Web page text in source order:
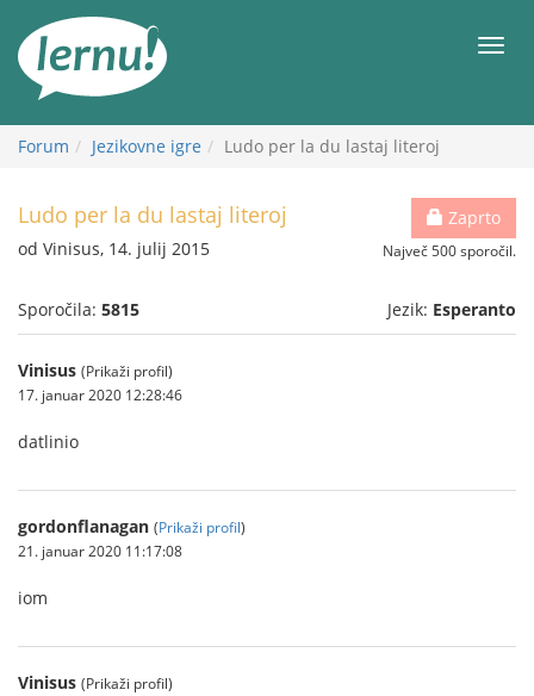
vsebini
Meni
Forum Jezikovne igre Ludo per la du lastaj literoj
Zaprto
Največ 500 sporočil.
Ludo per la du lastaj literoj
od Vinisus, 14. julij 2015
Sporočila: 5815 Jezik: Esperanto
Vinisus (Prikaži profil)
17. januar 2020 12:28:46
datlinio
gordonflanagan (Prikaži profil)
21. januar 2020 11:17:08
iom
Vinisus (Prikaži profil)